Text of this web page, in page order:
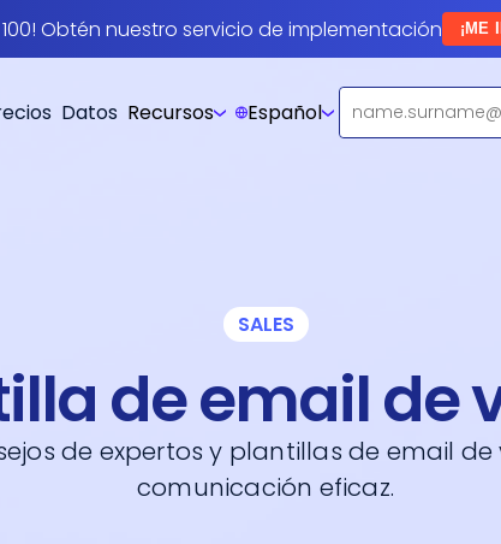
100! Obtén nuestro servicio de implementación ¡ME
Datos Recursos Español
SALES
de email de
de expertos y plantillas de email
comunicación eficaz.